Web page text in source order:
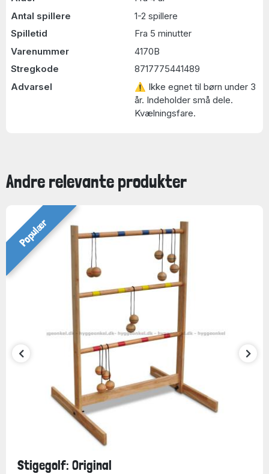
Antal spillere
1-2 spillere
Spilletid
Fra 5 minutter
Varenummer
4170B
Stregkode
8717775441489
Advarsel
⚠ Ikke egnet til børn under 3
år. Indeholder små dele.
Kvælningsfare.
Andre relevante produkter
Populær
Stigegolf: Original